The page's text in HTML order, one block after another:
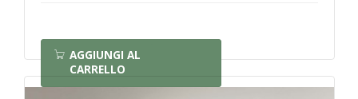
AGGIUNGI AL
CARRELLO